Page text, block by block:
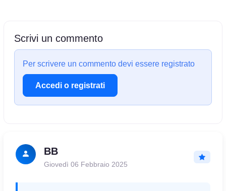
Scrivi un commento
Per scrivere un commento devi essere registrato
Accedi o registrati
BB
Giovedì 06 Febbraio 2025